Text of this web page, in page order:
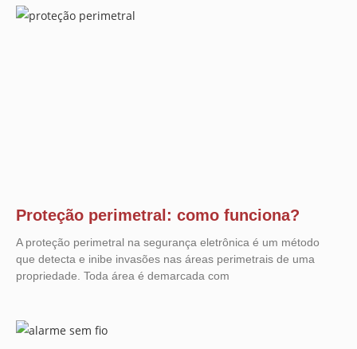
Proteção perimetral: como funciona?
A proteção perimetral na segurança eletrônica é um método
que detecta e inibe invasões nas áreas perimetrais de uma
propriedade. Toda área é demarcada com